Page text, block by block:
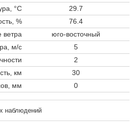
°C
29.7
%
76.4
ветра
юго-восточный
м/с
5
2
км
30
мм
0
наблюдений